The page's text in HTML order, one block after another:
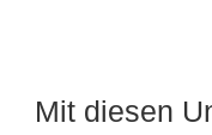
Mit diesen